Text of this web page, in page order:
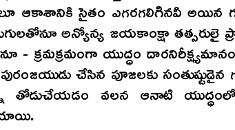
ఆకాశానికి సైతం ఎగరగలిగినవీ అయిన
అన్యోన్య జయకాంక్షా
- క్రమక్రమంగా యుద్ధం
చేసిన పూజలకు
తోడుచేయడం వలన ఆనాటి యుద్ధంలో